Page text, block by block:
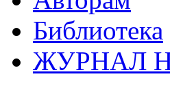
Библиотека
ЖУРНАЛ